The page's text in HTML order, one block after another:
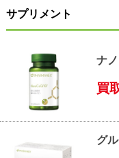
サプリメント
ナ
買
グ